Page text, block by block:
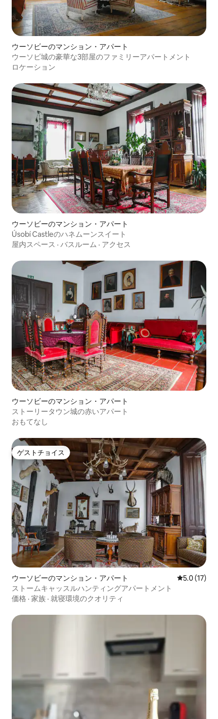
ウーソビーのマンション・アパート
ウーソビ城の豪華な3部屋のファミリーアパートメント
ロケーション
ウーソビーのマンション・アパート
Úsobí Castleのハネムーンスイート
屋内スペース · バスルーム · アクセス
ウーソビーのマンション・アパート
ストーリータウン城の赤いアパート
おもてなし
ゲストチョイス
ゲストチョイス
ウーソビーのマンション・アパート レビュー17
5.0 (17)
ストームキャッスルハンティングアパートメント
価格 · 家族 · 就寝環境のクオリティ